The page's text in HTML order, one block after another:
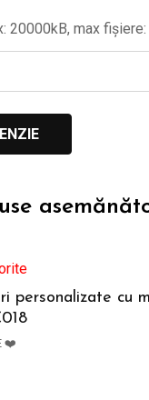
20000kB, max fișiere:
personalizate cu
❤️